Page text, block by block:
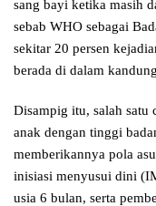
sang bayi ketika masih
sebab WHO sebagai
sekitar 20 persen
berada di dalam
Disampig itu, salah satu
anak dengan tinggi
memberikannya pola
inisiasi menyusui dini
usia 6 bulan, serta